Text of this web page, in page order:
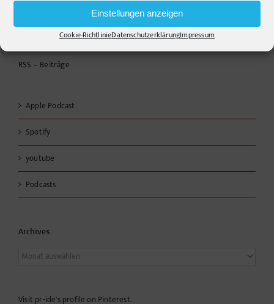
Einstellungen anzeigen
Cookie-RichtlinieDatenschutzerklärungImpressum
RSS – Beiträge
Apple Podcast
Spotify
youtube
Podcasts
Archives
Archives
Visit pr-ide's profile on Pinterest.